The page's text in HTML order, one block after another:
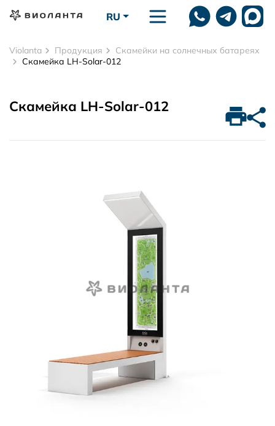
RU
Violanta Продукция
Скамейки на солнечных батареях
Скамейка LH-Solar-012
Скамейка LH-Solar-012